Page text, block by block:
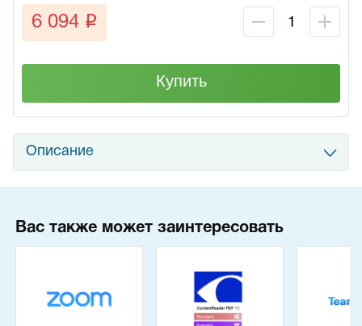
6 094 q
Купить
Описание
Вас также может заинтересовать